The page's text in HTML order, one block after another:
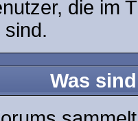
die im
Was